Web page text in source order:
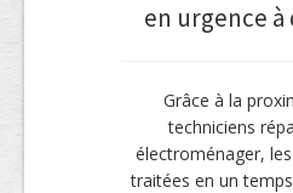
en urgence à
Grâce à la
techniciens
électroménager,
traitées en un